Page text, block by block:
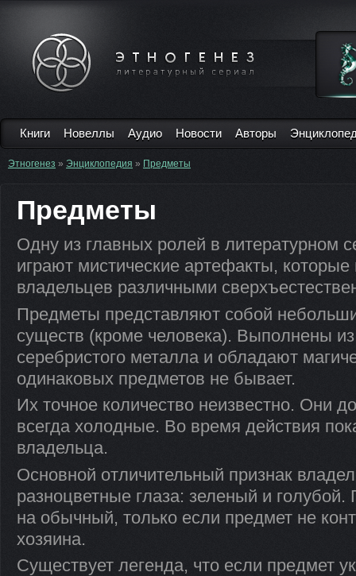
Книги Новеллы Аудио Новости Авторы
Этногенез » Энциклопедия » Предметы
Предметы
Одну из главных ролей в литературном
играют мистические артефакты,
владельцев различными
Предметы представляют собой
существ (кроме человека). Выполнены из
серебристого металла и обладают
одинаковых предметов не бывает.
Их точное количество неизвестно. Они
всегда холодные. Во время действия
владельца.
Основной отличительный признак
разноцветные глаза: зеленый и голубой.
на обычный, только если предмет не
хозяина.
Существует легенда, что если предмет